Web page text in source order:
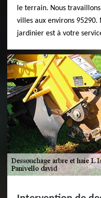
le terrain. Nous
villes aux environs 95290.
jardinier est à votre